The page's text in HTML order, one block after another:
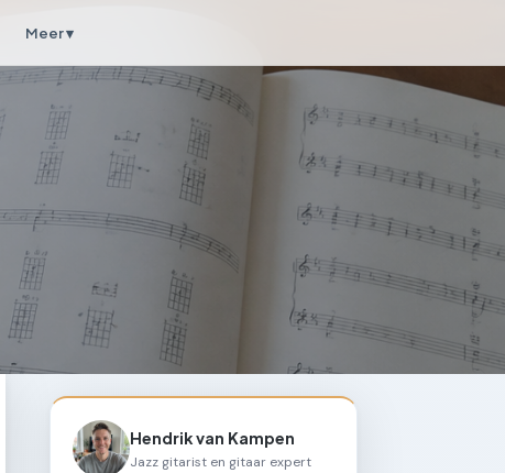
Meer ▾
Hendrik van Kampen
Jazz gitarist en gitaar expert